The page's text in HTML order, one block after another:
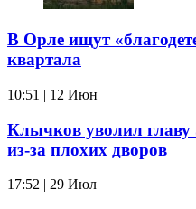
В Орле ищут
квартала
10:51 | 12 Июн
Клычков уволил главу
из-за плохих дворов
17:52 | 29 Июл